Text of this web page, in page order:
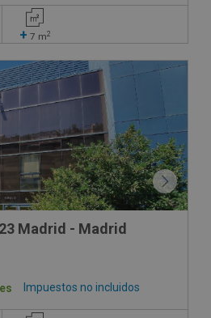
+ 7 m2
28023 Madrid - Madrid
Impuestos no incluidos